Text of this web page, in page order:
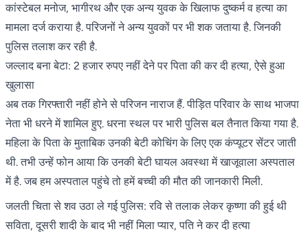
कांस्टेबल मनोज, भागीरथ और एक अन्य युवक के खिलाफ दुष्कर्म व हत्या का
मामला दर्ज कराया है. परिजनों ने अन्य युवकों पर भी शक जताया है. जिनकी
पुलिस तलाश कर रही है.
जल्लाद बना बेटा: 2 हजार रुपए नहीं देने पर पिता की कर दी हत्या, ऐसे हुआ
खुलासा
अब तक गिरफ्तारी नहीं होने से परिजन नाराज हैं. पीड़ित परिवार के साथ भाजपा
नेता भी धरने में शामिल हुए. धरना स्थल पर भारी पुलिस बल तैनात किया गया है.
महिला के पिता के मुताबिक उनकी बेटी कोचिंग के लिए एक कंप्यूटर सेंटर जाती
थी. तभी उन्हें फोन आया कि उनकी बेटी घायल अवस्था में खाजूवाला अस्पताल
में है. जब हम अस्पताल पहुंचे तो हमें बच्ची की मौत की जानकारी मिली.
जलती चिता से शव उठा ले गई पुलिस: रवि से तलाक लेकर कृष्णा की हुई थी
सविता, दूसरी शादी के बाद भी नहीं मिला प्यार, पति ने कर दी हत्या